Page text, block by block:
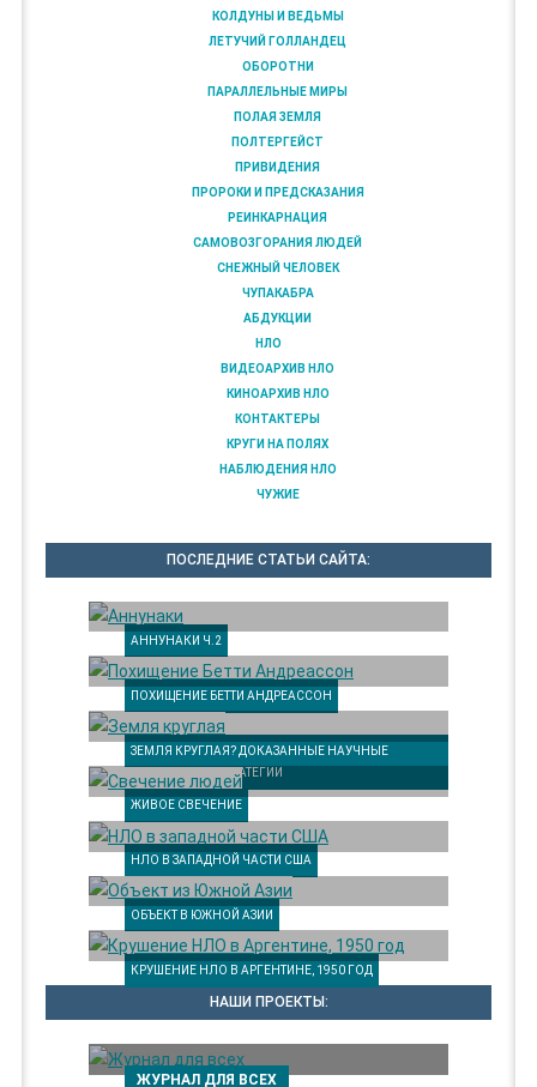
КОЛДУНЫ И ВЕДЬМЫ
ЛЕТУЧИЙ ГОЛЛАНДЕЦ
ОБОРОТНИ
ПАРАЛЛЕЛЬНЫЕ МИРЫ
ПОЛАЯ ЗЕМЛЯ
ПОЛТЕРГЕЙСТ
ПРИВИДЕНИЯ
ПРОРОКИ И ПРЕДСКАЗАНИЯ
РЕИНКАРНАЦИЯ
САМОВОЗГОРАНИЯ ЛЮДЕЙ
СНЕЖНЫЙ ЧЕЛОВЕК
ЧУПАКАБРА
АБДУКЦИИ
НЛО
ВИДЕОАРХИВ НЛО
КИНОАРХИВ НЛО
КОНТАКТЕРЫ
КРУГИ НА ПОЛЯХ
НАБЛЮДЕНИЯ НЛО
ЧУЖИЕ
ПОСЛЕДНИЕ СТАТЬИ САЙТА:
АННУНАКИ Ч.2
ПОХИЩЕНИЕ БЕТТИ АНДРЕАССОН
ЗЕМЛЯ КРУГЛАЯ? ДОКАЗАННЫЕ НАУЧНЫЕ
АРГУМЕНТЫ И СТРАТЕГИИ
ЖИВОЕ СВЕЧЕНИЕ
НЛО В ЗАПАДНОЙ ЧАСТИ США
ОБЪЕКТ В ЮЖНОЙ АЗИИ
КРУШЕНИЕ НЛО В АРГЕНТИНЕ, 1950 ГОД
НАШИ ПРОЕКТЫ:
ЖУРНАЛ ДЛЯ ВСЕХ